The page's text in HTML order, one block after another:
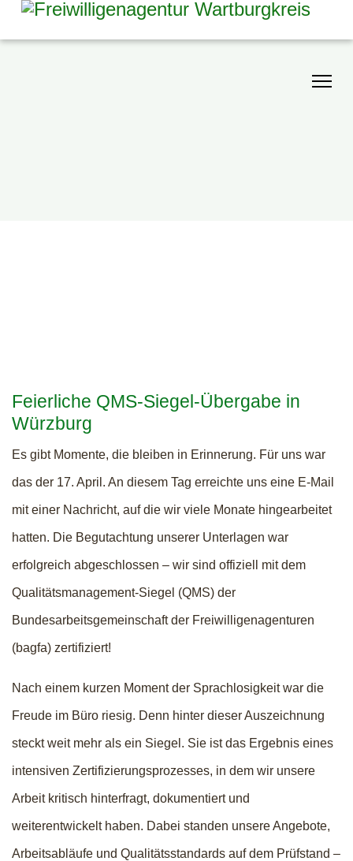
Feierliche QMS-Siegel-Übergabe in
Würzburg
Es gibt Momente, die bleiben in Erinnerung. Für uns war
das der 17. April. An diesem Tag erreichte uns eine E-Mail
mit einer Nachricht, auf die wir viele Monate hingearbeitet
hatten. Die Begutachtung unserer Unterlagen war
erfolgreich abgeschlossen – wir sind offiziell mit dem
Qualitätsmanagement-Siegel (QMS) der
Bundesarbeitsgemeinschaft der Freiwilligenagenturen
(bagfa) zertifiziert!
Nach einem kurzen Moment der Sprachlosigkeit war die
Freude im Büro riesig. Denn hinter dieser Auszeichnung
steckt weit mehr als ein Siegel. Sie ist das Ergebnis eines
intensiven Zertifizierungsprozesses, in dem wir unsere
Arbeit kritisch hinterfragt, dokumentiert und
weiterentwickelt haben. Dabei standen unsere Angebote,
Arbeitsabläufe und Qualitätsstandards auf dem Prüfstand –